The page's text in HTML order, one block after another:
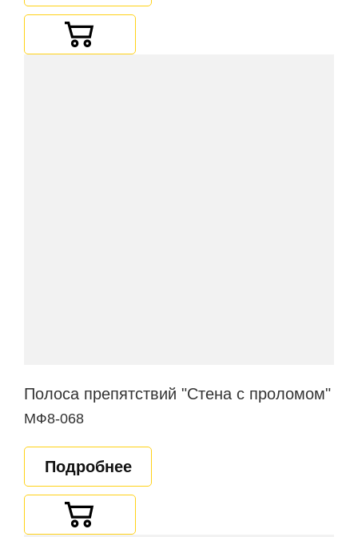
Полоса препятствий "Стена с проломом"
МФ8-068
Подробнее